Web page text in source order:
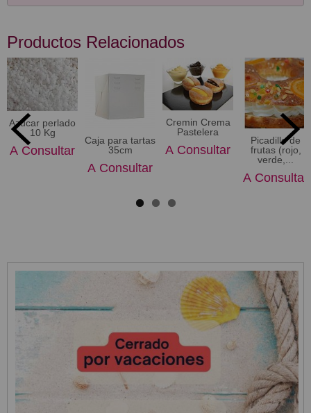
Productos Relacionados
Azúcar perlado
10 Kg
A Consultar
Caja para tartas
35cm
A Consultar
Cremin Crema
Pastelera
A Consultar
Picadillo de
frutas (rojo,
verde,...
A Consultar